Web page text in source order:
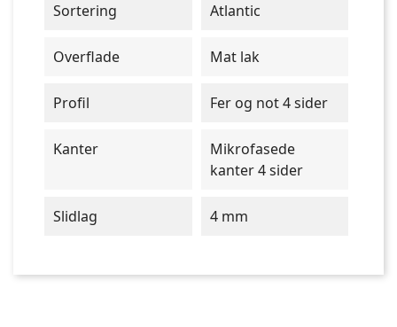
Sortering Atlantic
Overflade Mat lak
Profil Fer og not 4 sider
Kanter
Mikrofasede
kanter 4 sider
Slidlag 4 mm